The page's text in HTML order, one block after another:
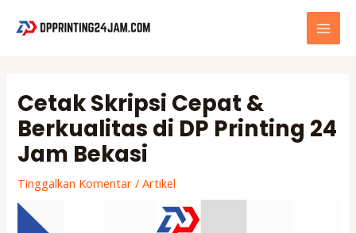
Cetak Skripsi Cepat &
Berkualitas di DP Printing 24
Jam Bekasi
Tinggalkan Komentar /Artikel